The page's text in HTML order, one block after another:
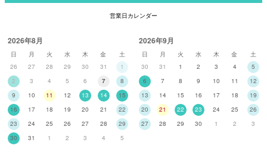
営業日カレンダー
2026年8月
日 月 火 水 木 金
土
26
27 28 29 30 31
1
2
3 4 5 6 7
8
9
10 11 12 13 14
15
16
17 18 19 20 21
22
23
24 25 26 27 28
29
30
31 1 2 3 4 5
2026年9月
日 月 火 水 木 金
土
30
31 1 2 3 4
5
6
7 8 9 10 11
12
13
14 15 16 17 18
19
20
21 22 23 24 25
26
27
28 29 30 1 2 3